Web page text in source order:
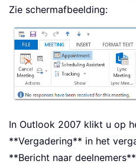
Zie schermafbeelding:
In Outlook 2007 klikt u op
**Vergadering** in het
**Bericht naar